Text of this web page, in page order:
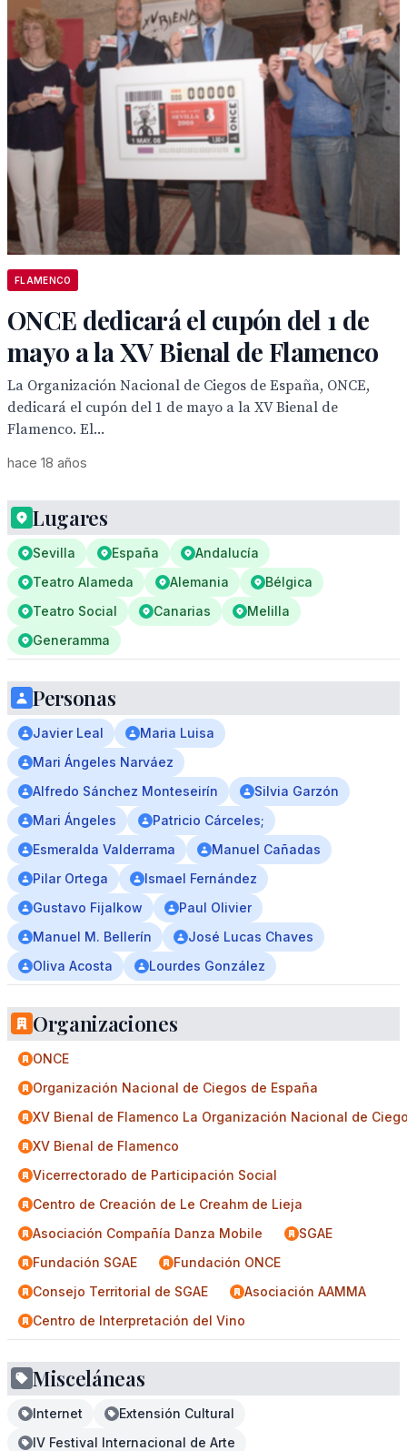
FLAMENCO
ONCE dedicará el cupón del 1 de
mayo a la XV Bienal de Flamenco
La Organización Nacional de Ciegos de España, ONCE,
dedicará el cupón del 1 de mayo a la XV Bienal de
Flamenco. El...
hace 18 años
Lugares
Sevilla España
Andalucía
Teatro Alameda
Alemania
Bélgica
Teatro Social
Canarias
Melilla
Generamma
Personas
Javier Leal
Maria Luisa
Mari Ángeles Narváez
Alfredo Sánchez Monteseirín
Silvia Garzón
Mari Ángeles
Patricio Cárceles;
Esmeralda Valderrama
Manuel Cañadas
Pilar Ortega
Ismael Fernández
Gustavo Fijalkow
Paul Olivier
Manuel M. Bellerín
José Lucas Chaves
Oliva Acosta
Lourdes González
Organizaciones
ONCE
Organización Nacional de Ciegos de España
XV Bienal de Flamenco La Organización Nacional de
XV Bienal de Flamenco
Vicerrectorado de Participación Social
Centro de Creación de Le Creahm de Lieja
Asociación Compañía Danza Mobile
SGAE
Fundación SGAE
Fundación ONCE
Consejo Territorial de SGAE
Asociación AAMMA
Centro de Interpretación del Vino
Misceláneas
Internet
Extensión Cultural
IV Festival Internacional de Arte